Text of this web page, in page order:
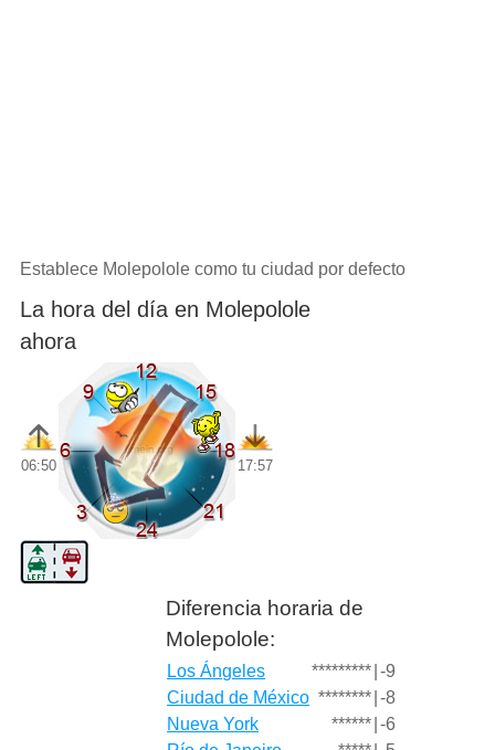
Establece Molepolole como tu ciudad por defecto
La hora del día en Molepolole
ahora
06:50 17:57
Diferencia horaria de
Molepolole:
Los Ángeles ********* -9
Ciudad de México ******** -8
Nueva York
****** -6